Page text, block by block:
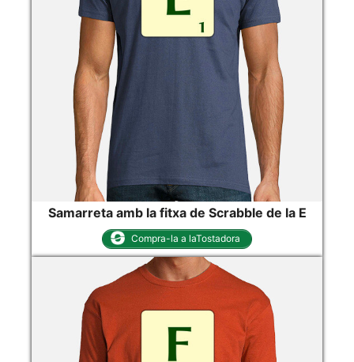
Samarreta amb la fitxa de Scrabble de la E
Compra-la a laTostadora